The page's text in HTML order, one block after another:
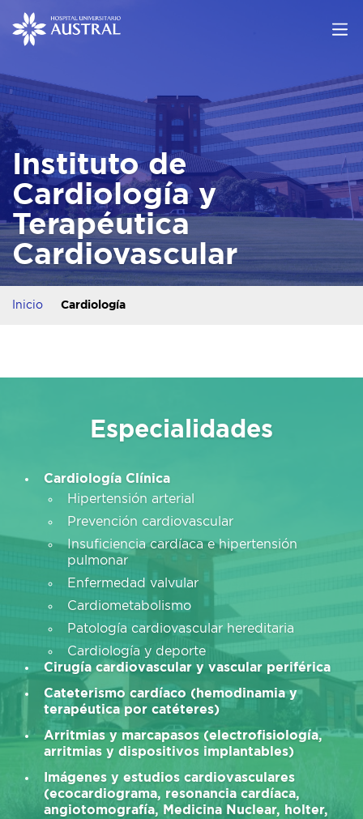
Instituto de
Cardiología y
Terapéutica
Cardiovascular
Inicio Cardiología
Especialidades
Cardiología Clínica
Hipertensión arterial
Prevención cardiovascular
Insuficiencia cardíaca e hipertensión
pulmonar
Enfermedad valvular
Cardiometabolismo
Patología cardiovascular hereditaria
Cardiología y deporte
Cirugía cardiovascular y vascular periférica
Cateterismo cardíaco (hemodinamia y
terapéutica por catéteres)
Arritmias y marcapasos (electrofisiología,
arritmias y dispositivos implantables)
Imágenes y estudios cardiovasculares
(ecocardiograma, resonancia cardíaca,
angiotomografía, Medicina Nuclear, holter,